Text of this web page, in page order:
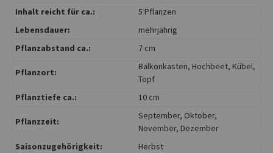
Inhalt reicht für ca.:
5 Pflanzen
Lebensdauer:
mehrjährig
Pflanzabstand ca.:
7 cm
Pflanzort:
Balkonkasten, Hochbeet, Kübel,
Topf
Pflanztiefe ca.:
10 cm
Pflanzzeit:
September, Oktober,
November, Dezember
Saisonzugehörigkeit:
Herbst